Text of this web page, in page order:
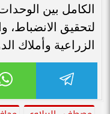
الكامل بين
لتحقيق الانضباط،
الزراعية وأملاك